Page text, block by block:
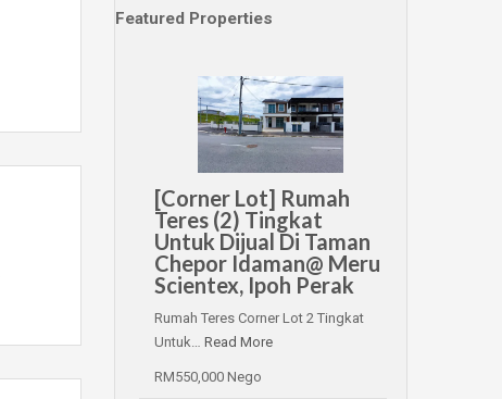
Featured Properties
[Corner Lot] Rumah
Teres (2) Tingkat
Untuk Dijual Di Taman
Chepor Idaman@ Meru
Scientex, Ipoh Perak
Rumah Teres Corner Lot 2 Tingkat
Untuk… Read More
RM550,000 Nego